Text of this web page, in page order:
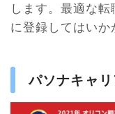
します。最適な
に登録してはいか
パソナキャ